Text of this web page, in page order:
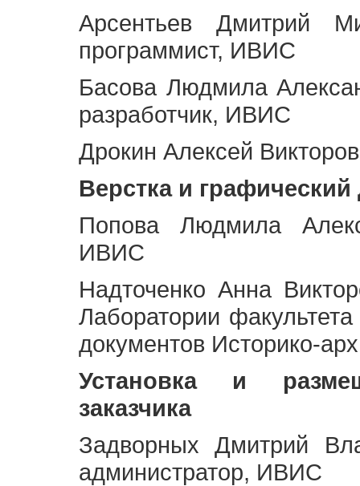
Арсентьев Дмитрий
программист, ИВИС
Басова Людмила
разработчик, ИВИС
Дрокин Алексей
Верстка и графический
Попова Людмила
ИВИС
Надточенко Анна
Лаборатории
документов Историко-
Установка и
заказчика
Задворных Дмитрий
администратор, ИВИС